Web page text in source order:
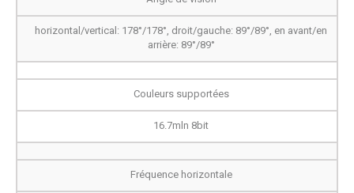
horizontal/vertical: 178°/178°, droit/gauche: 89°/89°, en avant/en
arrière: 89°/89°
Couleurs supportées
16.7mln 8bit
Fréquence horizontale